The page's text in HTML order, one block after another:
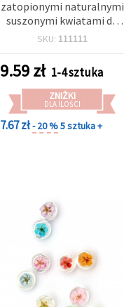
zatopionymi naturalnymi
suszonymi kwiatami do
wyrobu biżuterii, 34×28×9
SKU: 111111
9.59zł 1-4 sztuka
ZNIŻKI
DLA ILOŚCI
7.67 zł- 20 %5 sztuka +